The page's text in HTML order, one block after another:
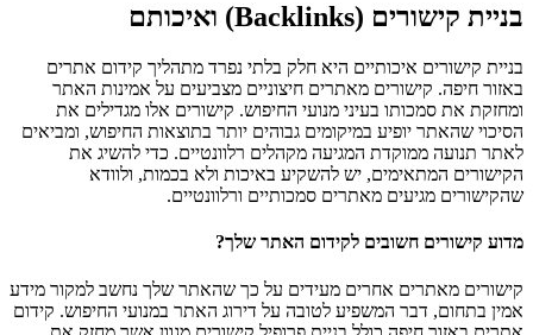
בניית קישורים (Backlinks) ואיכותם
בניית קישורים איכותיים היא חלק בלתי נפרד מתהליך קידום אתרים
באזור חיפה. קישורים מאתרים חיצוניים מצביעים על אמינות האתר
ומחזקת את סמכותו בעיני מנועי החיפוש. קישורים אלו מגדילים את
הסיכוי שהאתר יופיע במיקומים גבוהים יותר בתוצאות החיפוש, ומביאים
לאתר תנועה ממוקדת המגיעה מקהלים רלוונטיים. כדי להשיג את
הקישורים המתאימים, יש להשקיע באיכות ולא בכמות, ולוודא
שהקישורים מגיעים מאתרים סמכותיים ורלוונטיים.
מדוע קישורים חשובים לקידום האתר שלך?
קישורים מאתרים אחרים מעידים על כך שהאתר שלך נחשב למקור מידע
אמין בתחום, דבר המשפיע לטובה על דירוג האתר במנועי החיפוש. קידום